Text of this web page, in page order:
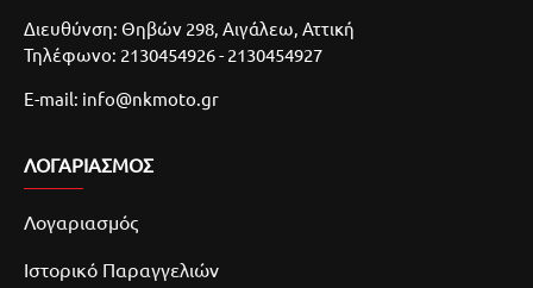
Διευθύνση: Θηβών 298, Αιγάλεω, Αττική
Τηλέφωνο: 2130454926 - 2130454927
E-mail: info@nkmoto.gr
ΛΟΓΑΡΙΑΣΜΌΣ
Λογαριασμός
Ιστορικό Παραγγελιών